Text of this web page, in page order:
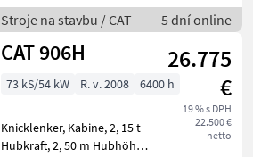
Stroje na stavbu / CAT 5 dní online
CAT 906H
26.775
€
19 % s DPH
22.500 €
netto
73 kS/54 kW R. v. 2008 6400 h
Knicklenker, Kabine, 2, 15 t
Hubkraft, 2, 50 m Hubhöhe,